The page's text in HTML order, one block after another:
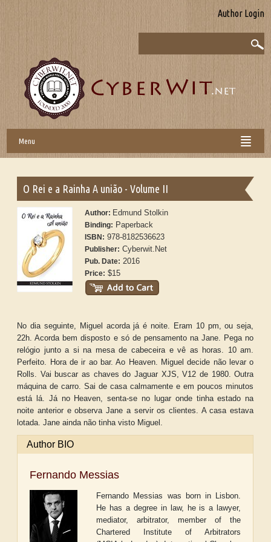
Author Login
Menu
O Rei e a Rainha A união - Volume II
Author: Edmund Stolkin
Binding: Paperback
ISBN: 978-8182536623
Publisher: Cyberwit.Net
Pub. Date: 2016
Price: $15
No dia seguinte, Miguel acorda já é noite. Eram 10 pm, ou seja,
22h. Acorda bem disposto e só de pensamento na Jane. Pega no
relógio junto a si na mesa de cabeceira e vê as horas. 10 am.
Perfeito. Hora de ir ao bar. Ao Heaven. Miguel decide não levar o
Rolls. Vai buscar as chaves do Jaguar XJS, V12 de 1980. Outra
máquina de carro. Sai de casa calmamente e em poucos minutos
está lá. Já no Heaven, senta-se no lugar onde tinha estado na
noite anterior e observa Jane a servir os clientes. A casa estava
lotada. Jane ainda não tinha visto Miguel.
Author BIO
Fernando Messias
Fernando Messias was born in Lisbon.
He has a degree in law, he is a lawyer,
mediator, arbitrator, member of the
Chartered Institute of Arbitrators